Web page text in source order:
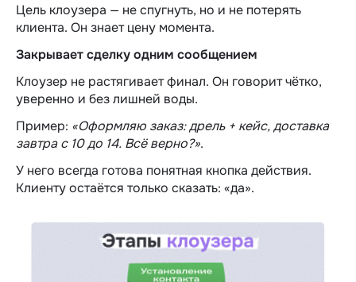
Цель клоузера — не спугнуть, но и не потерять
клиента. Он знает цену момента.
Закрывает сделку одним сообщением
Клоузер не растягивает финал. Он говорит чётко,
уверенно и без лишней воды.
Пример: «Оформляю заказ: дрель + кейс, доставка
завтра с 10 до 14. Всё верно?».
У него всегда готова понятная кнопка действия.
Клиенту остаётся только сказать: «да».